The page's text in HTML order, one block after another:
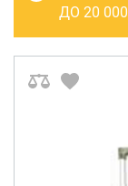
ДО 20